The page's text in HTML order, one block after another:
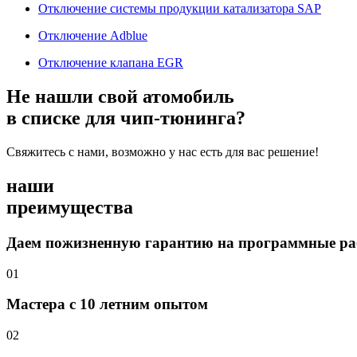
Отключение системы продукции катализатора SAP
Отключение Adblue
Отключение клапана EGR
Не нашли свой атомобиль
в списке для чип-тюнинга?
Свяжитесь с нами, возможно у нас есть для вас решение!
наши
преимущества
Даем пожизненную гарантию на программные
01
Мастера с 10 летним опытом
02